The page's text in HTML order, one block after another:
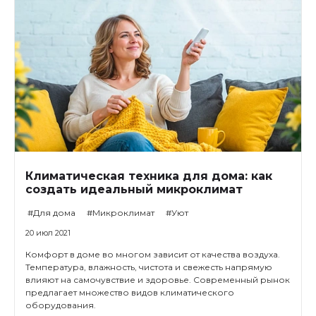
Климатическая техника для дома: как
создать идеальный микроклимат
#Для дома #Микроклимат #Уют
20 июл 2021
Комфорт в доме во многом зависит от качества воздуха.
Температура, влажность, чистота и свежесть напрямую
влияют на самочувствие и здоровье. Современный рынок
предлагает множество видов климатического
оборудования.